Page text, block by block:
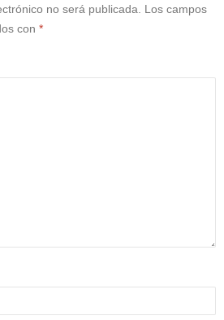
no será publicada.
Los campos
con *